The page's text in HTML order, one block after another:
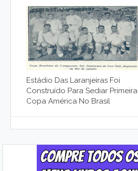
Estádio Das Laranjeiras Foi
Construído Para Sediar Primeira
Copa América No Brasil